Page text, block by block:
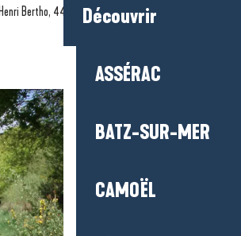
Découvrir
ASSÉRAC
BATZ-SUR-MER
CAMOËL
Bertho, 44500 La Baule-Escoublac
favoris